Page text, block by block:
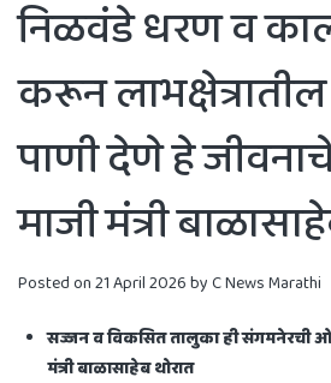
निळवंडे धरण व
करून लाभक्षेत्रातील
पाणी देणे हे जीवनाचे
माजी मंत्री
Posted on21 April 2026byC News Marathi
सज्जन व विकसित तालुका ही संगमनेरची
मंत्री बाळासाहेब थोरात